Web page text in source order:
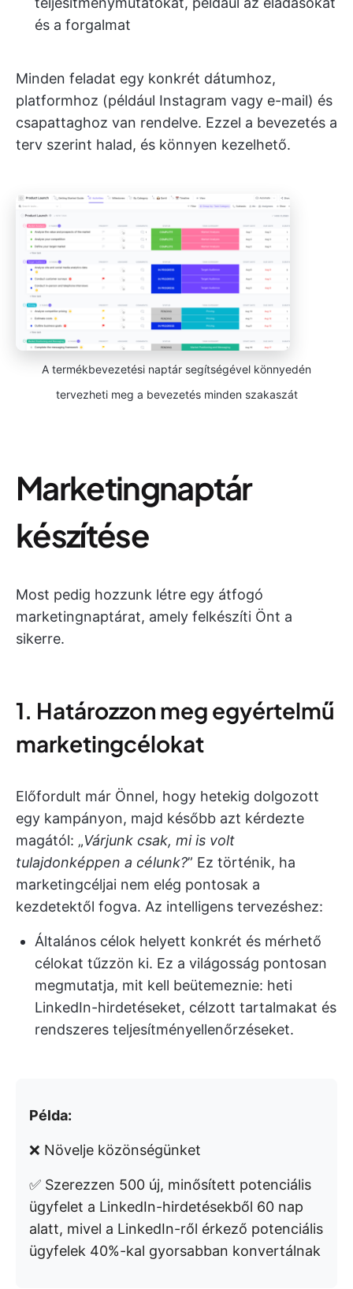
és a forgalmat
Minden feladat egy konkrét dátumhoz,
platformhoz (például Instagram vagy e-mail) és
csapattaghoz van rendelve. Ezzel a bevezetés a
terv szerint halad, és könnyen kezelhető.
A termékbevezetési naptár segítségével könnyedén
tervezheti meg a bevezetés minden szakaszát
Marketingnaptár
készítése
Most pedig hozzunk létre egy átfogó
marketingnaptárat, amely felkészíti Önt a
sikerre.
1. Határozzon meg egyértelmű
marketingcélokat
Előfordult már Önnel, hogy hetekig dolgozott
egy kampányon, majd később azt kérdezte
magától: „Várjunk csak, mi is volt
tulajdonképpen a célunk?” Ez történik, ha
marketingcéljai nem elég pontosak a
kezdetektől fogva. Az intelligens tervezéshez:
Általános célok helyett konkrét és mérhető
célokat tűzzön ki. Ez a világosság pontosan
megmutatja, mit kell beütemeznie: heti
LinkedIn-hirdetéseket, célzott tartalmakat és
rendszeres teljesítményellenőrzéseket.
Példa:
❌ Növelje közönségünket
✅ Szerezzen 500 új, minősített potenciális
ügyfelet a LinkedIn-hirdetésekből 60 nap
alatt, mivel a LinkedIn-ről érkező potenciális
ügyfelek 40%-kal gyorsabban konvertálnak